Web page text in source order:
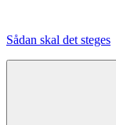
indhold
Sådan skal det steges